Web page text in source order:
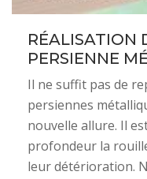
RÉALISATION
PERSIENNE
Il ne suffit pas de
persiennes
nouvelle allure. Il
profondeur la
leur détérioration.